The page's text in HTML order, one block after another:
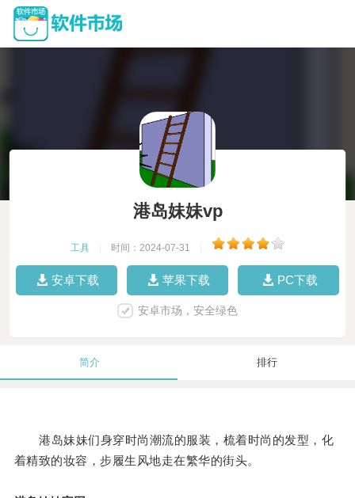
港岛妹妹vp
工具 时间：2024-07-31
安卓下载 苹果下载 PC下载
安卓市场，安全绿色
简介 排行
港岛妹妹们身穿时尚潮流的服装，梳着时尚的发型，化
着精致的妆容，步履生风地走在繁华的街头。